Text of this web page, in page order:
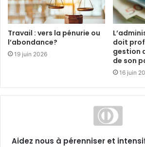
Travail : vers la pénurie ou
l’abondance?
19 juin 2026
doit
gestion
de son
16 juin
Aidez nous à pérenniser et